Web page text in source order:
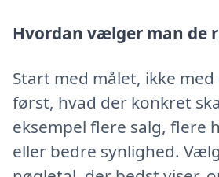
Hvordan vælger man de
Start med målet, ikke
først, hvad der konkret
eksempel flere salg, flere
eller bedre synlighed.